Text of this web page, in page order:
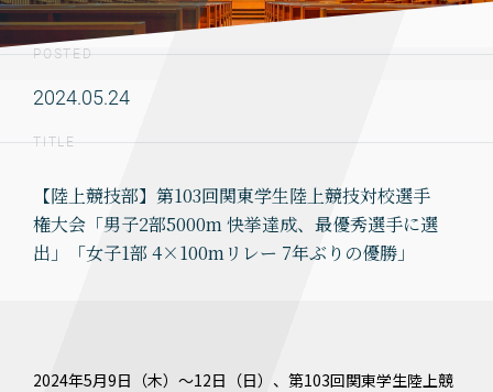
POSTED
2024.05.24
TITLE
【陸上競技部】第103回関東学生陸上競技対校選手
権大会「男子2部5000m 快挙達成、最優秀選手に選
出」「女子1部 4×100mリレー 7年ぶりの優勝」
2024年5月9日（木）〜12日（日）、第103回関東学生陸上競